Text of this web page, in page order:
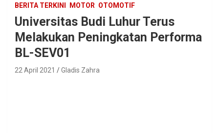
BERITA TERKINI MOTOR OTOMOTIF
Universitas Budi Luhur Terus
Melakukan Peningkatan Performa
BL-SEV01
22 April 2021 Gladis Zahra